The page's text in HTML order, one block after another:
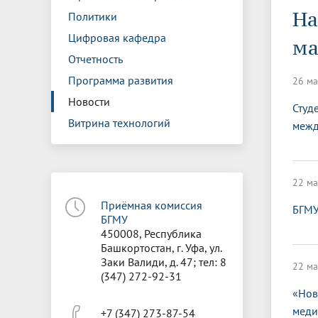
Электронный ящик доверия
Абитуриенту
Видеогалерея
Оплата
Вопрос-
Управление международной
деятельности
центр
Информация для инвалидов и лиц с
здоровья
Независимая оценка качества
образования
Итоги научно-исследовательской
работы
Конференции и форумы
Проблемные научные комиссии
БГМУ в
онкологии
Санаторий-профилакторий БГМУ
Совет обучающихся
Золотой фонд БГМУ
Жизнь иностранных студентов БГМУ
Штаб студенческих отрядов БГМУ
Политики
Цифровая кафедра
Отчетность
Программа развития
Новости
Витрина технологий
Приёмная комиссия
БГМУ
450008, Республика
Башкортостан, г. Уфа, ул.
Заки Валиди, д. 47; тел: 8
(347) 272-92-31
+7 (347) 273-87-54
26
22
22